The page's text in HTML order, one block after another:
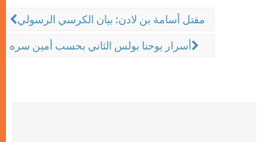
مقتل أسامة بن لادن: بيان الكرسي الرسولي
أسرار يوحنا بولس الثاني بحسب أمين سره